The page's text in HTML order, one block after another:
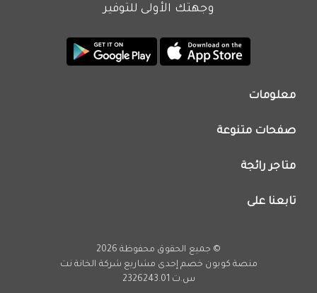
وجهتك الأولى للتوفير
معلومات
اتصل بنا
اعلن معنا
فريق عمل كوبون خصم
صفحات متنوعة
عروض اليوم
متاجر رائجة
كود خصم نمشي
كود خصم كارفور
تابعنا على
تويتر
© جميع الحقوق محفوظة 2026
منصة كوبون خصم إحدى مشاريع شركة الخانة نت
س.ت 2326243.01